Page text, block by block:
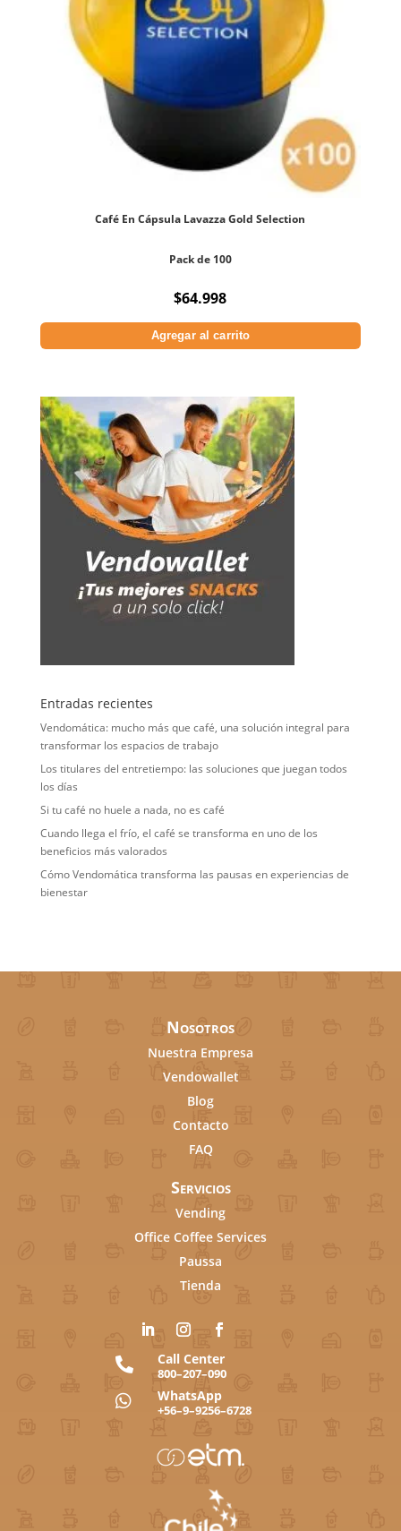
Café En Cápsula Lavazza Gold Selection
Pack de 100
$64.998
Agregar al carrito
Entradas recientes
Vendomática: mucho más que café, una solución integral para
transformar los espacios de trabajo
Los titulares del entretiempo: las soluciones que juegan todos
los días
Si tu café no huele a nada, no es café
Cuando llega el frío, el café se transforma en uno de los
beneficios más valorados
Cómo Vendomática transforma las pausas en experiencias de
bienestar
Nosotros
Nuestra Empresa
Vendowallet
Blog
Contacto
FAQ
Servicios
Vending
Office Coffee Services
Paussa
Tienda
 Call Center
800–207–090
 WhatsApp
+56–9–9256–6728